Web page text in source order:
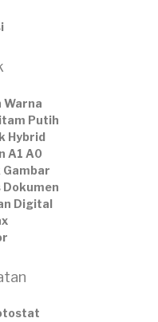
Warna
Putih
Hybrid
A1 A0
Gambar
Dokumen
Digital